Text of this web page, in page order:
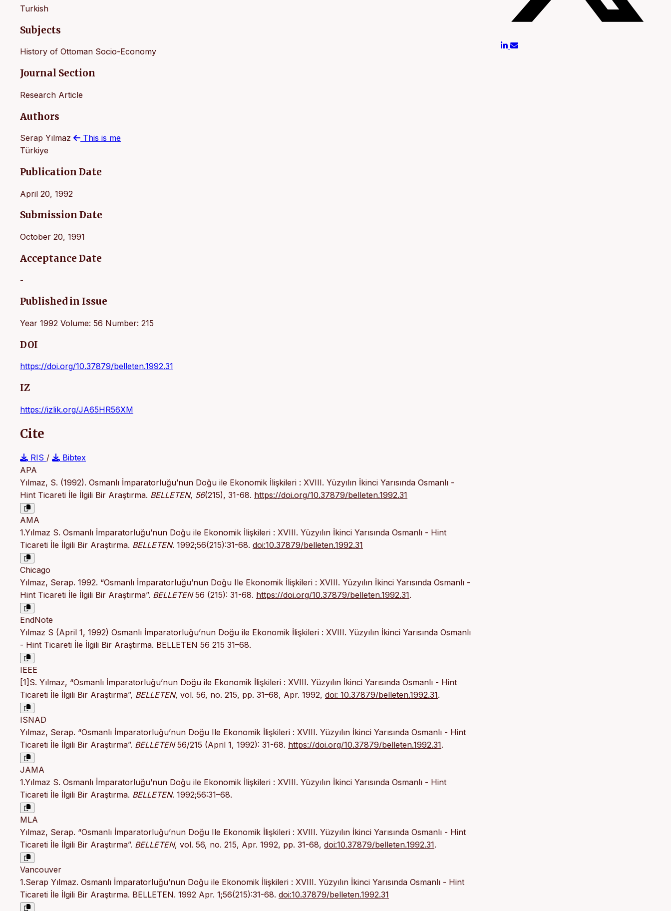
Turkish
Subjects
History of Ottoman Socio-Economy
Journal Section
Research Article
Authors
Serap Yılmaz
This is me
Türkiye
Publication Date
April 20, 1992
Submission Date
October 20, 1991
Acceptance Date
-
Published in Issue
Year 1992 Volume: 56 Number: 215
DOI
https://doi.org/10.37879/belleten.1992.31
IZ
https://izlik.org/JA65HR56XM
Cite
RIS /
Bibtex
APA
Yılmaz, S. (1992). Osmanlı İmparatorluğu’nun Doğu ile Ekonomik İlişkileri : XVIII. Yüzyılın İkinci Yarısında Osmanlı -
Hint Ticareti İle İlgili Bir Araştırma. BELLETEN, 56(215), 31-68. https://doi.org/10.37879/belleten.1992.31
AMA
1.Yılmaz S. Osmanlı İmparatorluğu’nun Doğu ile Ekonomik İlişkileri : XVIII. Yüzyılın İkinci Yarısında Osmanlı - Hint
Ticareti İle İlgili Bir Araştırma. BELLETEN. 1992;56(215):31-68. doi:10.37879/belleten.1992.31
Chicago
Yılmaz, Serap. 1992. “Osmanlı İmparatorluğu’nun Doğu Ile Ekonomik İlişkileri : XVIII. Yüzyılın İkinci Yarısında Osmanlı -
Hint Ticareti İle İlgili Bir Araştırma”. BELLETEN56 (215): 31-68. https://doi.org/10.37879/belleten.1992.31.
EndNote
Yılmaz S (April 1, 1992) Osmanlı İmparatorluğu’nun Doğu ile Ekonomik İlişkileri : XVIII. Yüzyılın İkinci Yarısında Osmanlı
- Hint Ticareti İle İlgili Bir Araştırma. BELLETEN 56 215 31–68.
IEEE
[1]S. Yılmaz, “Osmanlı İmparatorluğu’nun Doğu ile Ekonomik İlişkileri : XVIII. Yüzyılın İkinci Yarısında Osmanlı - Hint
Ticareti İle İlgili Bir Araştırma”, BELLETEN, vol. 56, no. 215, pp. 31–68, Apr. 1992, doi: 10.37879/belleten.1992.31.
ISNAD
Yılmaz, Serap. “Osmanlı İmparatorluğu’nun Doğu Ile Ekonomik İlişkileri : XVIII. Yüzyılın İkinci Yarısında Osmanlı - Hint
Ticareti İle İlgili Bir Araştırma”. BELLETEN56/215 (April 1, 1992): 31-68. https://doi.org/10.37879/belleten.1992.31.
JAMA
1.Yılmaz S. Osmanlı İmparatorluğu’nun Doğu ile Ekonomik İlişkileri : XVIII. Yüzyılın İkinci Yarısında Osmanlı - Hint
Ticareti İle İlgili Bir Araştırma. BELLETEN. 1992;56:31–68.
MLA
Yılmaz, Serap. “Osmanlı İmparatorluğu’nun Doğu Ile Ekonomik İlişkileri : XVIII. Yüzyılın İkinci Yarısında Osmanlı - Hint
Ticareti İle İlgili Bir Araştırma”. BELLETEN, vol. 56, no. 215, Apr. 1992, pp. 31-68, doi:10.37879/belleten.1992.31.
Vancouver
1.Serap Yılmaz. Osmanlı İmparatorluğu’nun Doğu ile Ekonomik İlişkileri : XVIII. Yüzyılın İkinci Yarısında Osmanlı - Hint
Ticareti İle İlgili Bir Araştırma. BELLETEN. 1992 Apr. 1;56(215):31-68. doi:10.37879/belleten.1992.31